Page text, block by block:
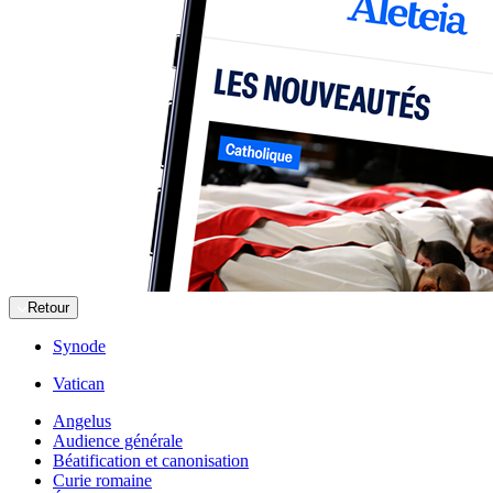
Retour
Synode
Vatican
Angelus
Audience générale
Béatification et canonisation
Curie romaine